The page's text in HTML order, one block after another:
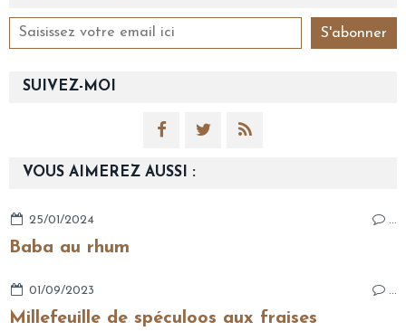
SUIVEZ-MOI
VOUS AIMEREZ AUSSI :
25/01/2024 …
Baba au rhum
01/09/2023 …
Millefeuille de spéculoos aux fraises